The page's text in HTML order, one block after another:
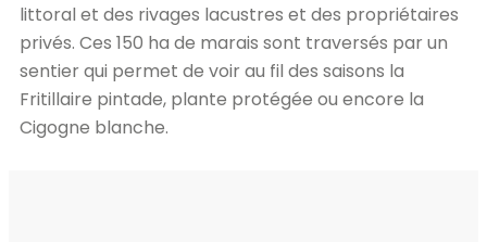
littoral et des rivages lacustres et des propriétaires
privés. Ces 150 ha de marais sont traversés par un
sentier qui permet de voir au fil des saisons la
Fritillaire pintade, plante protégée ou encore la
Cigogne blanche.